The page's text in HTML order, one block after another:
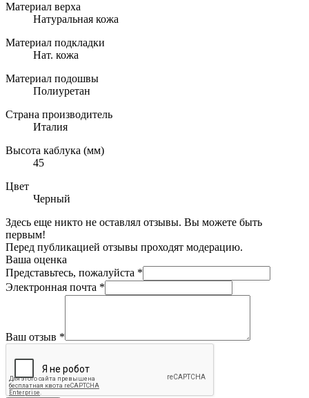
Материал верха
Натуральная кожа
Материал подкладки
Нат. кожа
Материал подошвы
Полиуретан
Страна производитель
Италия
Высота каблука (мм)
45
Цвет
Черный
Здесь еще никто не оставлял отзывы. Вы можете быть
первым!
Перед публикацией отзывы проходят модерацию.
Ваша оценка
Представьтесь, пожалуйста *
Электронная почта *
Ваш отзыв *